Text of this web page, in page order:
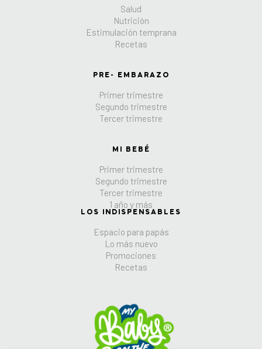
Salud
Nutrición
Estimulación temprana
Recetas
PRE- EMBARAZO
Primer trimestre
Segundo trimestre
Tercer trimestre
MI BEBÉ
Primer trimestre
Segundo trimestre
Tercer trimestre
1 año y más
LOS INDISPENSABLES
Espacio para papás
Lo más nuevo
Promociones
Recetas